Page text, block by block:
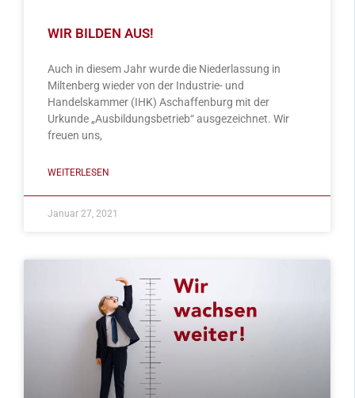
WIR BILDEN AUS!
Auch in diesem Jahr wurde die Niederlassung in
Miltenberg wieder von der Industrie- und
Handelskammer (IHK) Aschaffenburg mit der
Urkunde „Ausbildungsbetrieb“ ausgezeichnet. Wir
freuen uns,
WEITERLESEN
Januar 27, 2021